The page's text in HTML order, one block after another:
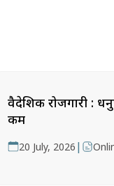
वैदेशिक रोजगारी :
कम
20 July, 2026 |